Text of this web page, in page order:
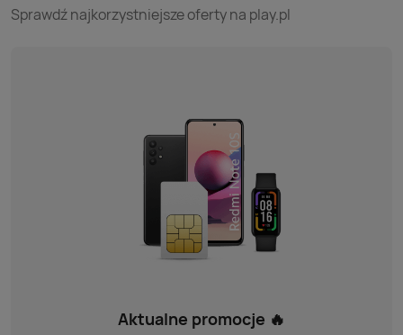
Sprawdź najkorzystniejsze oferty na play.pl
Aktualne promocje 🔥